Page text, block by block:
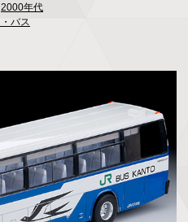
2000年代
バス